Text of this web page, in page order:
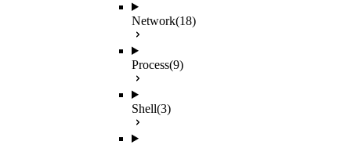
Network(18)
Process(9)
Shell(3)